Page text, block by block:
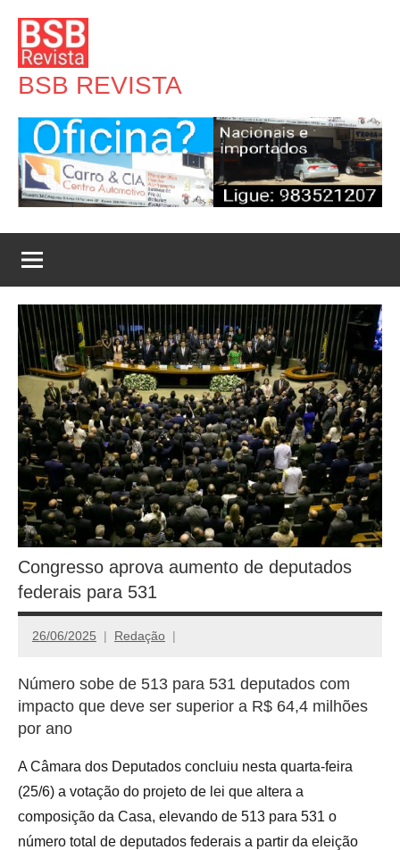
para
conteúdo
BSB REVISTA
Congresso aprova aumento de deputados
federais para 531
26/06/2025 Redação
Número sobe de 513 para 531 deputados com
impacto que deve ser superior a R$ 64,4 milhões
por ano
A Câmara dos Deputados concluiu nesta quarta-feira
(25/6) a votação do projeto de lei que altera a
composição da Casa, elevando de 513 para 531 o
número total de deputados federais a partir da eleição